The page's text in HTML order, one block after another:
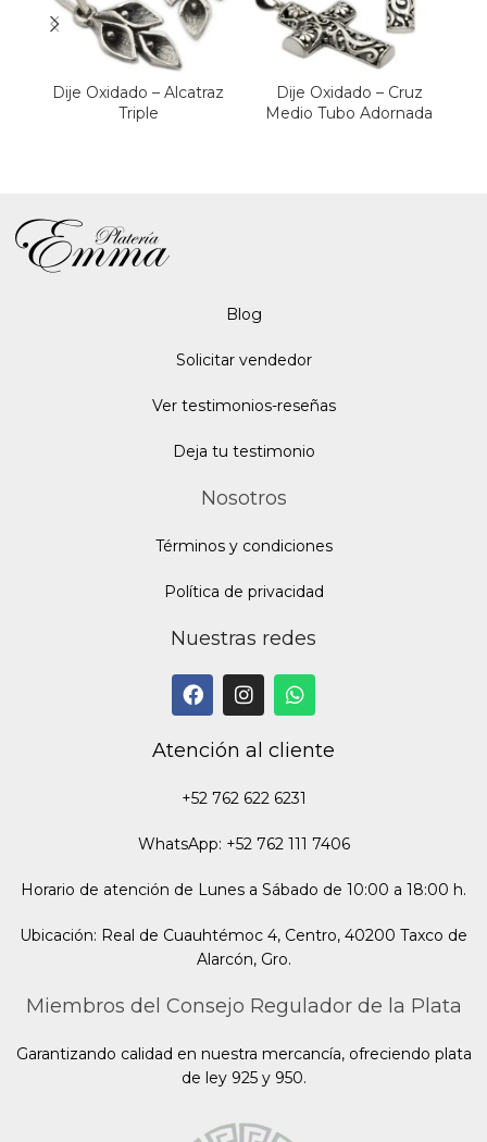
Dije Oxidado – Alcatraz
Triple
Dije Oxidado – Cruz
Medio Tubo Adornada
Blog
Solicitar vendedor
Ver testimonios-reseñas
Deja tu testimonio
Nosotros
Términos y condiciones
Política de privacidad
Nuestras redes
Atención al cliente
+52 762 622 6231
WhatsApp: +52 762 111 7406
Horario de atención de Lunes a Sábado de 10:00 a 18:00 h.
Ubicación: Real de Cuauhtémoc 4, Centro, 40200 Taxco de
Alarcón, Gro.
Miembros del Consejo Regulador de la Plata
Garantizando calidad en nuestra mercancía, ofreciendo plata
de ley 925 y 950.